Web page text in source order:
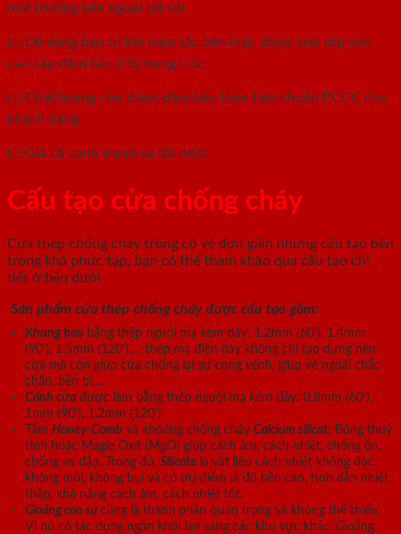
môi trường bên ngoài rất tốt
👉Dễ dàng bảo trì khi màu sắc bền mặt được sơn lớp sơn
cao cấp đảm bảo ít bị bong tróc.
👉Chất lượng cửa được đảm bảo theo tiêu chuẩn PCCC cho
khách hàng
👉Giá cả cạnh tranh và tốt nhất
Cấu tạo cửa chống cháy
Cửa thép chống cháy trông có vẻ đơn giản nhưng cấu tạo bên
trong khá phức tạp, bạn có thể tham khảo qua cấu tạo chi
tiết ở bên dưới
Sản phẩm cửa thép chống cháy được cấu tạo gồm:
Khung bao bằng thép nguội mạ kẽm dày: 1.2mm (60’), 1.4mm
(90’), 1.5mm (120’),… thép mạ điện này không chỉ tạo dựng nên
cửa mà còn giúp cửa chống lại sự cong vênh, giúp vẻ ngoài chắc
chắn, bền bỉ,…
Cánh cửa được làm bằng thép nguội mạ kẽm dày: 0.8mm (60’),
1mm (90’), 1.2mm (120’)
Tấm Honey-Comb và khoáng chống cháy Calcium silicat; Bông thuỷ
tinh hoặc Magie Oxit (MgO) giúp cách âm, cách nhiệt, chống ồn,
chống va đập. Trong đó, Silicate là vật liệu cách nhiệt không độc,
không mùi, không bụi và có ưu điểm là độ bền cao, tính dẫn nhiệt
thấp, khả năng cách âm, cách nhiệt tốt.
Gioăng cao su cũng là thành phần quan trọng và không thể thiếu.
Vì nó có tác dụng ngăn khói lan sang các khu vực khác. Gioăng